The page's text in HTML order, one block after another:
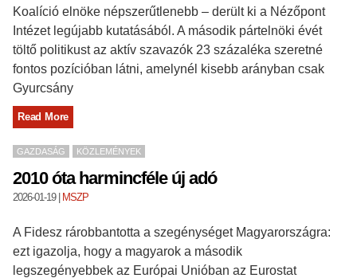
Koalíció elnöke népszerűtlenebb – derült ki a Nézőpont
Intézet legújabb kutatásából. A második pártelnöki évét
töltő politikust az aktív szavazók 23 százaléka szeretné
fontos pozícióban látni, amelynél kisebb arányban csak
Gyurcsány
Read More
GAZDASÁG KÖZLEMÉNYEK
2010 óta harmincféle új adó
2026-01-19| MSZP
A Fidesz rárobbantotta a szegénységet Magyarországra:
ezt igazolja, hogy a magyarok a második
legszegényebbek az Európai Unióban az Eurostat